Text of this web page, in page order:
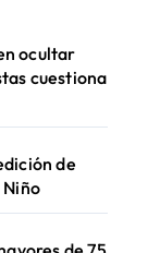
ocultar
cuestiona
de
Niño